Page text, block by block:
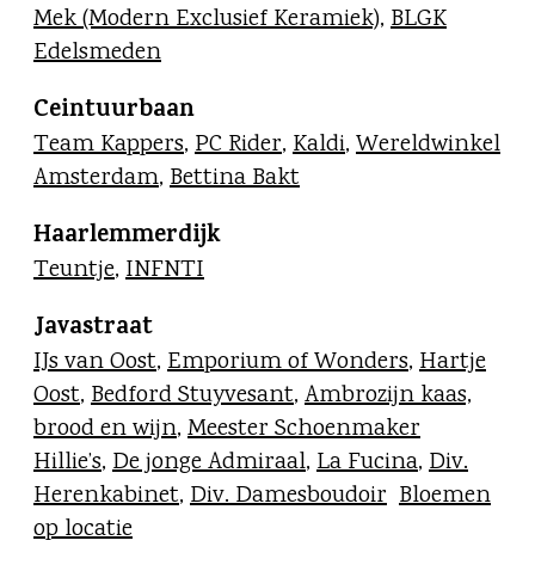
Mek (Modern Exclusief Keramiek), BLGK
Edelsmeden
Ceintuurbaan
Team Kappers, PC Rider, Kaldi, Wereldwinkel
Amsterdam, Bettina Bakt
Haarlemmerdijk
Teuntje, INFNTI
Javastraat
IJs van Oost, Emporium of Wonders, Hartje
Oost, Bedford Stuyvesant, Ambrozijn kaas,
brood en wijn, Meester Schoenmaker
Hillie’s, De jonge Admiraal, La Fucina, Div.
Herenkabinet, Div. Damesboudoir Bloemen
op locatie